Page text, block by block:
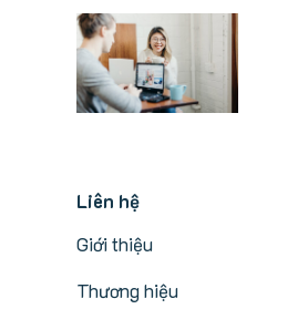
Liên hệ
Giới thiệu
Thương hiệu